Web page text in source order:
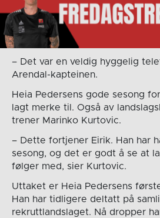
– Det var en veldig hyggelig
Arendal-kapteinen.
Heia Pedersens gode sesong
lagt merke til. Også av
trener Marinko Kurtovic.
– Dette fortjener Eirik. Han har
sesong, og det er godt å se at
følger med, sier Kurtovic.
Uttaket er Heia Pedersens
Han har tidligere deltatt på
rekruttlandslaget. Nå dropper